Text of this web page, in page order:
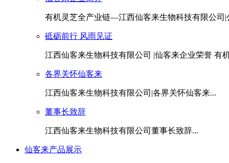
有机灵芝全产业链—江西仙客来生物科技有限公司|
砥砺前行 风雨见证
江西仙客来生物科技有限公司 |仙客来企业荣誉 有
各界关怀仙客来
江西仙客来生物科技有限公司|各界关怀仙客来...
董事长致辞
江西仙客来生物科技有限公司董事长致辞...
仙客来产品展示